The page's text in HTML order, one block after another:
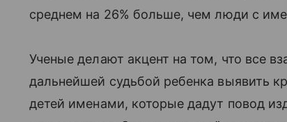
среднем на 26% больше, чем люди с
Ученые делают акцент на том, что все
дальнейшей судьбой ребенка выявить
детей именами, которые дадут повод